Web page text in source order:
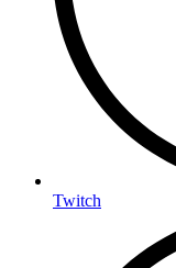
Twitch